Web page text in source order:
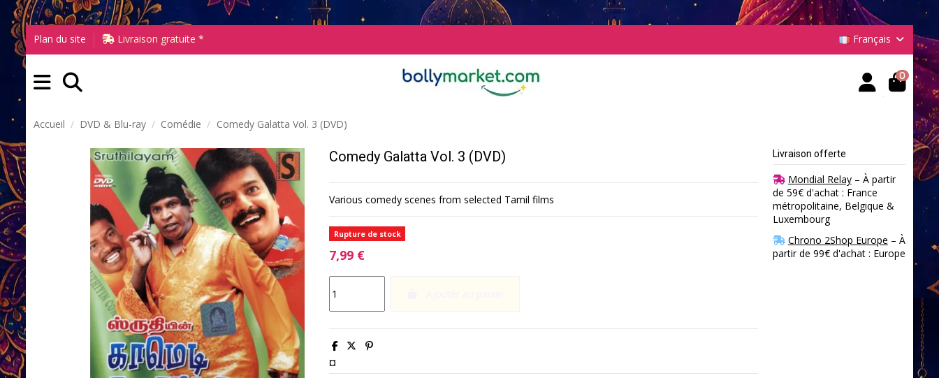
Plan du site Livraison gratuite * Français
0
Accueil DVD & Blu-ray Comédie Comedy Galatta Vol. 3 (DVD)
Comedy Galatta Vol. 3 (DVD)
Various comedy scenes from selected Tamil films
Rupture de stock
7,99 €
¤
Livraison offerte
Mondial Relay– À partir
de 59€ d'achat : France
métropolitaine, Belgique &
Luxembourg
Chrono 2Shop Europe – À
partir de 99€ d'achat : Europe